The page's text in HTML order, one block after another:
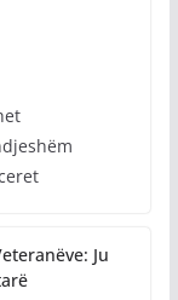
Ju